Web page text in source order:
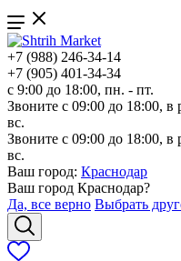
+7 (988) 246-34-14
+7 (905) 401-34-34
с 9:00 до 18:00, пн. - пт.
Звоните с 09:00 до 18:00,
вс.
Звоните с 09:00 до 18:00,
вс.
Ваш город: Краснодар
Ваш город Краснодар?
Да, все верно Выбрать